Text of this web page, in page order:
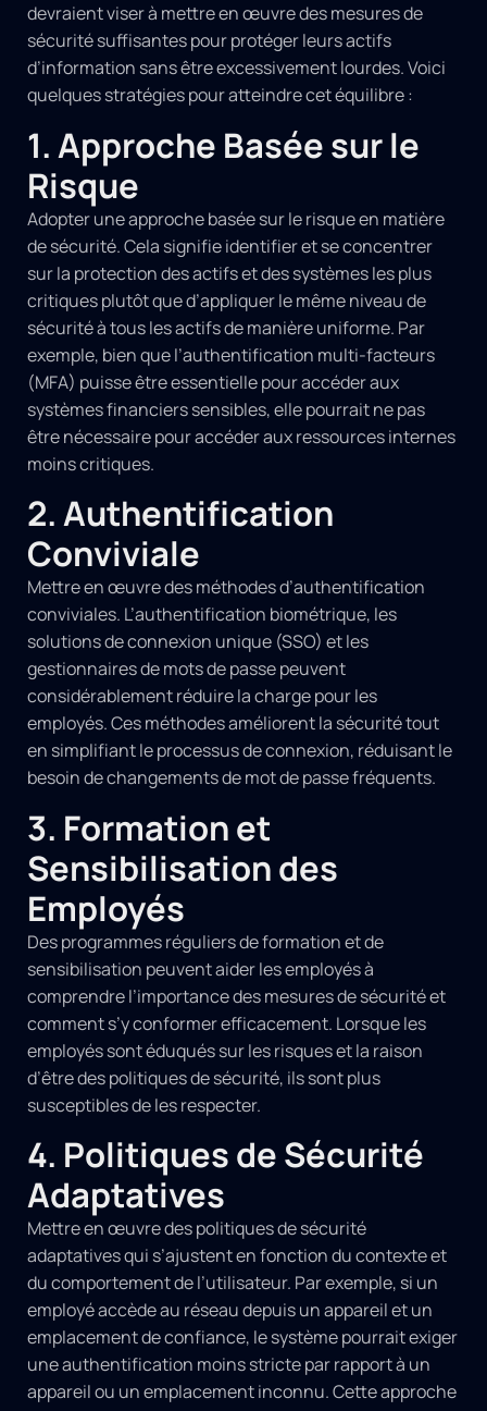
devraient viser à mettre en œuvre des mesures de
sécurité suffisantes pour protéger leurs actifs
d’information sans être excessivement lourdes. Voici
quelques stratégies pour atteindre cet équilibre :
1. Approche Basée sur le
Risque
Adopter une approche basée sur le risque en matière
de sécurité. Cela signifie identifier et se concentrer
sur la protection des actifs et des systèmes les plus
critiques plutôt que d’appliquer le même niveau de
sécurité à tous les actifs de manière uniforme. Par
exemple, bien que l’authentification multi-facteurs
(MFA) puisse être essentielle pour accéder aux
systèmes financiers sensibles, elle pourrait ne pas
être nécessaire pour accéder aux ressources internes
moins critiques.
2. Authentification
Conviviale
Mettre en œuvre des méthodes d’authentification
conviviales. L’authentification biométrique, les
solutions de connexion unique (SSO) et les
gestionnaires de mots de passe peuvent
considérablement réduire la charge pour les
employés. Ces méthodes améliorent la sécurité tout
en simplifiant le processus de connexion, réduisant le
besoin de changements de mot de passe fréquents.
3. Formation et
Sensibilisation des
Employés
Des programmes réguliers de formation et de
sensibilisation peuvent aider les employés à
comprendre l’importance des mesures de sécurité et
comment s’y conformer efficacement. Lorsque les
employés sont éduqués sur les risques et la raison
d’être des politiques de sécurité, ils sont plus
susceptibles de les respecter.
4. Politiques de Sécurité
Adaptatives
Mettre en œuvre des politiques de sécurité
adaptatives qui s’ajustent en fonction du contexte et
du comportement de l’utilisateur. Par exemple, si un
employé accède au réseau depuis un appareil et un
emplacement de confiance, le système pourrait exiger
une authentification moins stricte par rapport à un
appareil ou un emplacement inconnu. Cette approche